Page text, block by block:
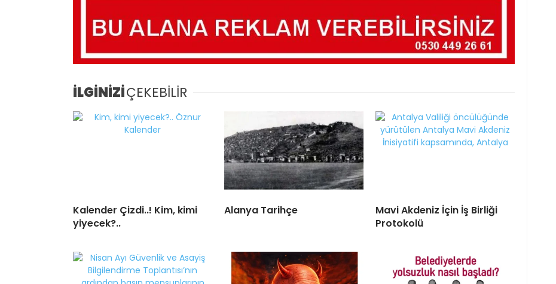
İLGİNİZİÇEKEBİLİR
Kalender Çizdi..! Kim, kimi
yiyecek?..
Alanya Tarihçe
Mavi Akdeniz İçin İş Birliği
Protokolü